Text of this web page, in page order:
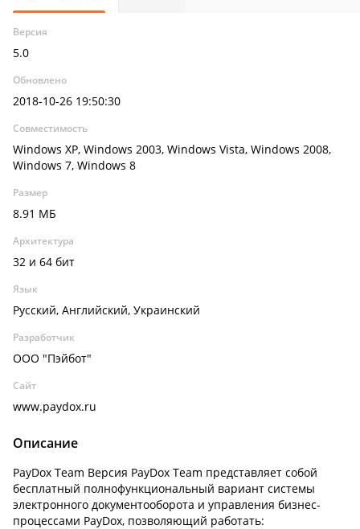
Версия
5.0
Обновлено
2018-10-26 19:50:30
Совместимость
Windows XP, Windows 2003, Windows Vista, Windows 2008,
Windows 7, Windows 8
Размер
8.91 МБ
Архитектура
32 и 64 бит
Язык
Русский, Английский, Украинский
Разработчик
ООО "Пэйбот"
Сайт
www.paydox.ru
Описание
PayDox Team Версия PayDox Team представляет собой
бесплатный полнофункциональный вариант системы
электронного документооборота и управления бизнес-
процессами PayDox, позволяющий работать: